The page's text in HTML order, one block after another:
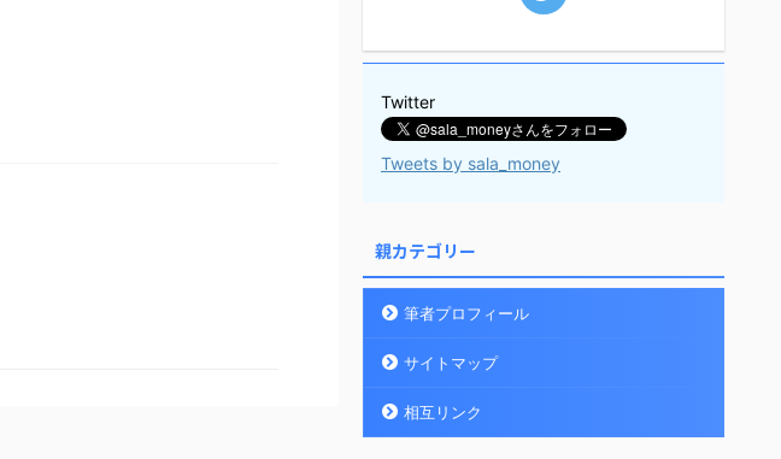
Twitter
Tweets by sala_money
親カテゴリー
筆者プロフィール
サイトマップ
相互リンク